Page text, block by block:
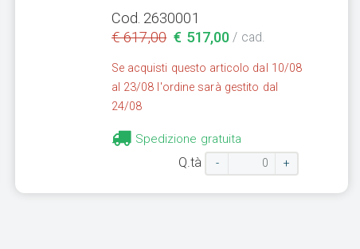
Cod. 2630001
€ 617,00 € 517,00 / cad.
Se acquisti questo articolo dal 10/08
al 23/08 l'ordine sarà gestito dal
24/08
Spedizione gratuita
Q.tà - +